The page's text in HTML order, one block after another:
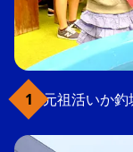
元祖活いか釣